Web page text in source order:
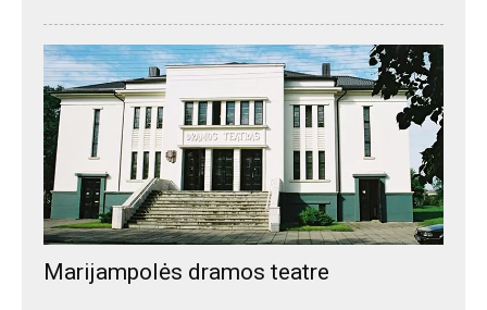
Marijampolės dramos teatre